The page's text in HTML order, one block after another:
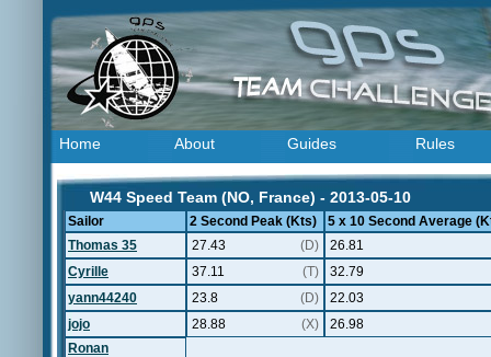
Home About Guides Rules
W44 Speed Team (NO, France) - 2013-05-10
Sailor 2 Second Peak (Kts)
5 x 10 Second Average
Thomas 35
27.43 (D)
26.81
Cyrille
37.11 (T)
32.79
yann44240
23.8 (D)
22.03
jojo
28.88 (X)
26.98
Ronan